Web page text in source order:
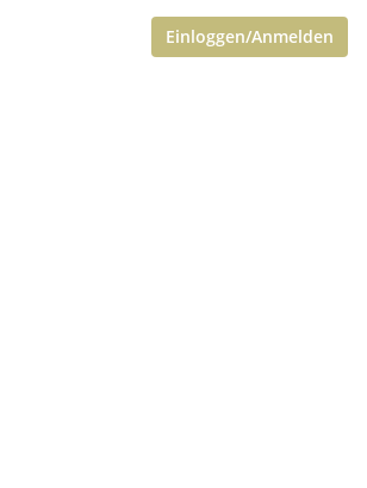
Einloggen/Anmelden